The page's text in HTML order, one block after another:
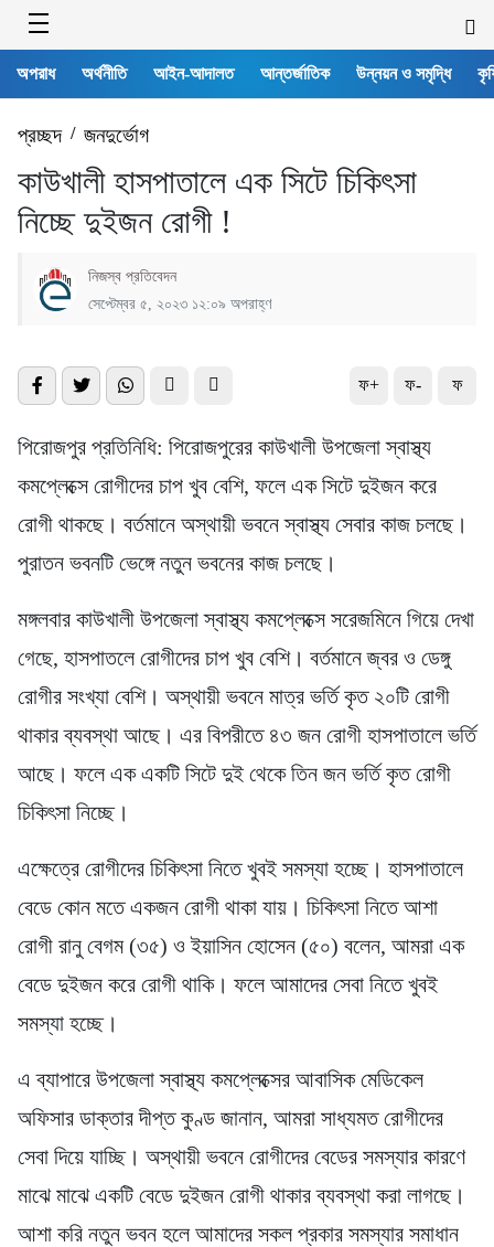
অপরাধ অর্থনীতি আইন-আদালত আন্তর্জাতিক উন্নয়ন ও সমৃদ্ধি
প্রচ্ছদ/ জনদুর্ভোগ
কাউখালী হাসপাতালে এক সিটে চিকিৎসা
নিচ্ছে দুইজন রোগী !
নিজস্ব প্রতিবেদন
সেপ্টেম্বর ৫, ২০২৩ ১২:০৯ অপরাহ্ণ
ফ+ ফ- ফ
পিরোজপুর প্রতিনিধি: পিরোজপুরের কাউখালী উপজেলা স্বাস্থ্য
কমপ্লেক্সে রোগীদের চাপ খুব বেশি, ফলে এক সিটে দুইজন করে
রোগী থাকছে। বর্তমানে অস্থায়ী ভবনে স্বাস্থ্য সেবার কাজ চলছে।
পুরাতন ভবনটি ভেঙ্গে নতুন ভবনের কাজ চলছে।
মঙ্গলবার কাউখালী উপজেলা স্বাস্থ্য কমপ্লেক্সে সরেজমিনে গিয়ে দেখা
গেছে, হাসপাতলে রোগীদের চাপ খুব বেশি। বর্তমানে জ্বর ও ডেঙ্গু
রোগীর সংখ্যা বেশি। অস্থায়ী ভবনে মাত্র ভর্তি কৃত ২০টি রোগী
থাকার ব্যবস্থা আছে। এর বিপরীতে ৪৩ জন রোগী হাসপাতালে ভর্তি
আছে। ফলে এক একটি সিটে দুই থেকে তিন জন ভর্তি কৃত রোগী
চিকিৎসা নিচ্ছে।
এক্ষেত্রে রোগীদের চিকিৎসা নিতে খুবই সমস্যা হচ্ছে। হাসপাতালে
বেডে কোন মতে একজন রোগী থাকা যায়। চিকিৎসা নিতে আশা
রোগী রানু বেগম (৩৫) ও ইয়াসিন হোসেন (৫০) বলেন, আমরা এক
বেডে দুইজন করে রোগী থাকি। ফলে আমাদের সেবা নিতে খুবই
সমস্যা হচ্ছে।
এ ব্যাপারে উপজেলা স্বাস্থ্য কমপ্লেক্সের আবাসিক মেডিকেল
অফিসার ডাক্তার দীপ্ত কুণ্ড জানান, আমরা সাধ্যমত রোগীদের
সেবা দিয়ে যাচ্ছি। অস্থায়ী ভবনে রোগীদের বেডের সমস্যার কারণে
মাঝে মাঝে একটি বেডে দুইজন রোগী থাকার ব্যবস্থা করা লাগছে।
আশা করি নতুন ভবন হলে আমাদের সকল প্রকার সমস্যার সমাধান